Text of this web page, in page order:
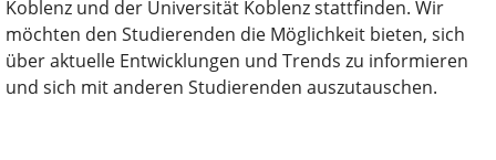
Koblenz und der Universität Koblenz stattfinden. Wir
möchten den Studierenden die Möglichkeit bieten, sich
über aktuelle Entwicklungen und Trends zu informieren
und sich mit anderen Studierenden auszutauschen.